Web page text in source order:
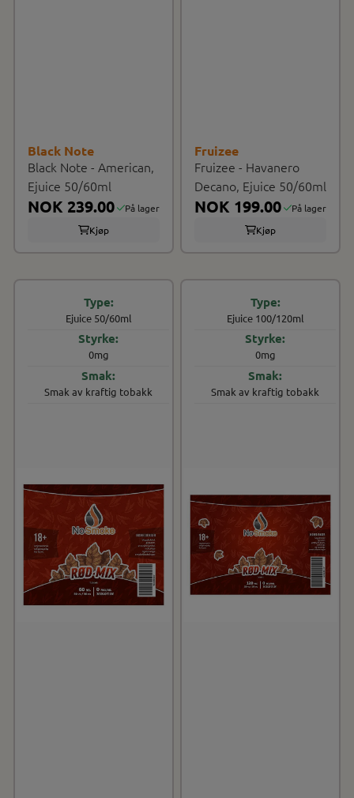
Black Note
Black Note - American,
Ejuice 50/60ml
NOK 239.00
På lager
Kjøp
Fruizee
Fruizee - Havanero
Decano, Ejuice 50/60ml
NOK 199.00
På lager
Kjøp
Ejuice 50/60ml
0mg
Smak av kraftig tobakk
Ejuice 100/120ml
0mg
Smak av kraftig tobakk